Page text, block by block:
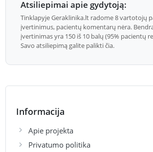
Atsiliepimai apie gydytoją:
Tinklapyje Geraklinika.lt radome 8 vartotojų
įvertinimus, pacientų komentarų nėra.
įvertinimas yra 150 iš 10 balų (95% pacientų
Savo atsiliepimą galite palikti čia.
Informacija
Apie projekta
Privatumo politika